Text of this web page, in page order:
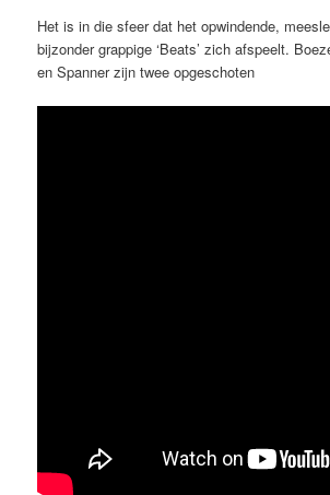
Het is in die sfeer dat het opwindende,
bijzonder grappige ‘Beats’ zich afspeelt.
en Spanner zijn twee opgeschoten